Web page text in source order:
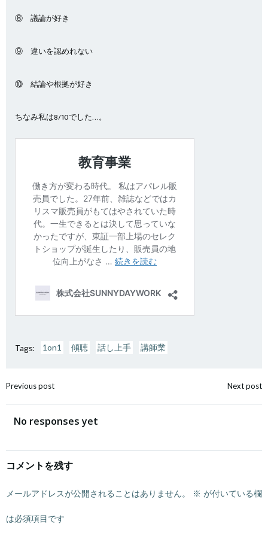
⑧ 議論が好き
⑨ 違いを認めれない
⑩ 結論や根拠が好き
ちなみ私は8/10でした…。
Tags: 1on1 傾聴 話し上手 講師業
投
稿
ナ
ビ
ゲ
ー
シ
Previous post
稿
ビ
ー
Next post
No responses yet
コメントを残す
メールアドレスが公開されることはありません。 ※ が付いている欄
は必須項目です